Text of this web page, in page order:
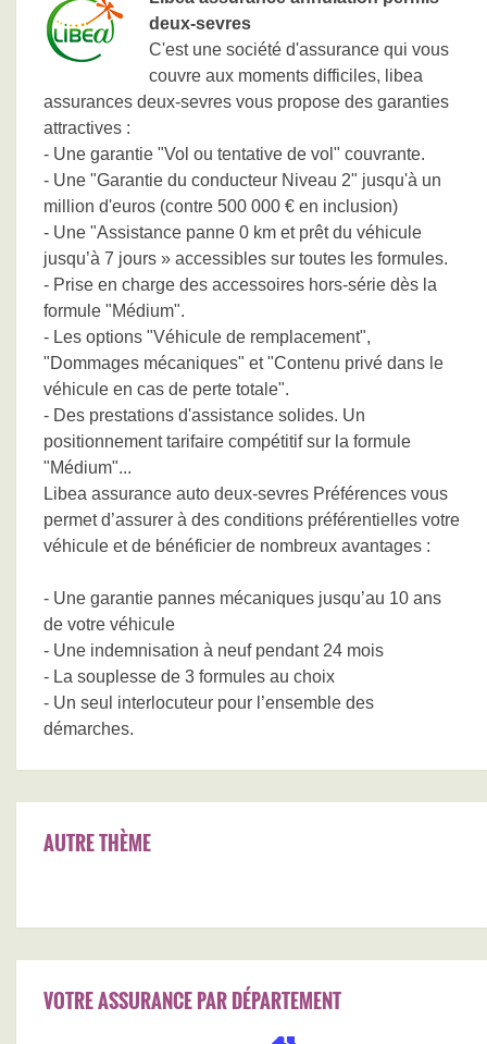
deux-sevres
C'est une société d'assurance qui vous
couvre aux moments difficiles, libea
assurances deux-sevres vous propose des garanties
attractives :
- Une garantie "Vol ou tentative de vol" couvrante.
- Une "Garantie du conducteur Niveau 2" jusqu'à un
million d'euros (contre 500 000 € en inclusion)
- Une "Assistance panne 0 km et prêt du véhicule
jusqu’à 7 jours » accessibles sur toutes les formules.
- Prise en charge des accessoires hors-série dès la
formule "Médium".
- Les options "Véhicule de remplacement",
"Dommages mécaniques" et "Contenu privé dans le
véhicule en cas de perte totale".
- Des prestations d'assistance solides. Un
positionnement tarifaire compétitif sur la formule
"Médium"...
Libea assurance auto deux-sevres Préférences vous
permet d’assurer à des conditions préférentielles votre
véhicule et de bénéficier de nombreux avantages :
- Une garantie pannes mécaniques jusqu’au 10 ans
de votre véhicule
- Une indemnisation à neuf pendant 24 mois
- La souplesse de 3 formules au choix
- Un seul interlocuteur pour l’ensemble des
démarches.
AUTRE THÈME
VOTRE ASSURANCE PAR DÉPARTEMENT